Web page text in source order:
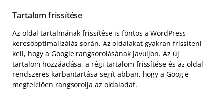
Tartalom frissítése
Az oldal tartalmának frissítése is fontos a WordPress
keresőoptimalizálás során. Az oldalakat gyakran frissíteni
kell, hogy a Google rangsorolásának javuljon. Az új
tartalom hozzáadása, a régi tartalom frissítése és az oldal
rendszeres karbantartása segít abban, hogy a Google
megfelelően rangsorolja az oldaladat.